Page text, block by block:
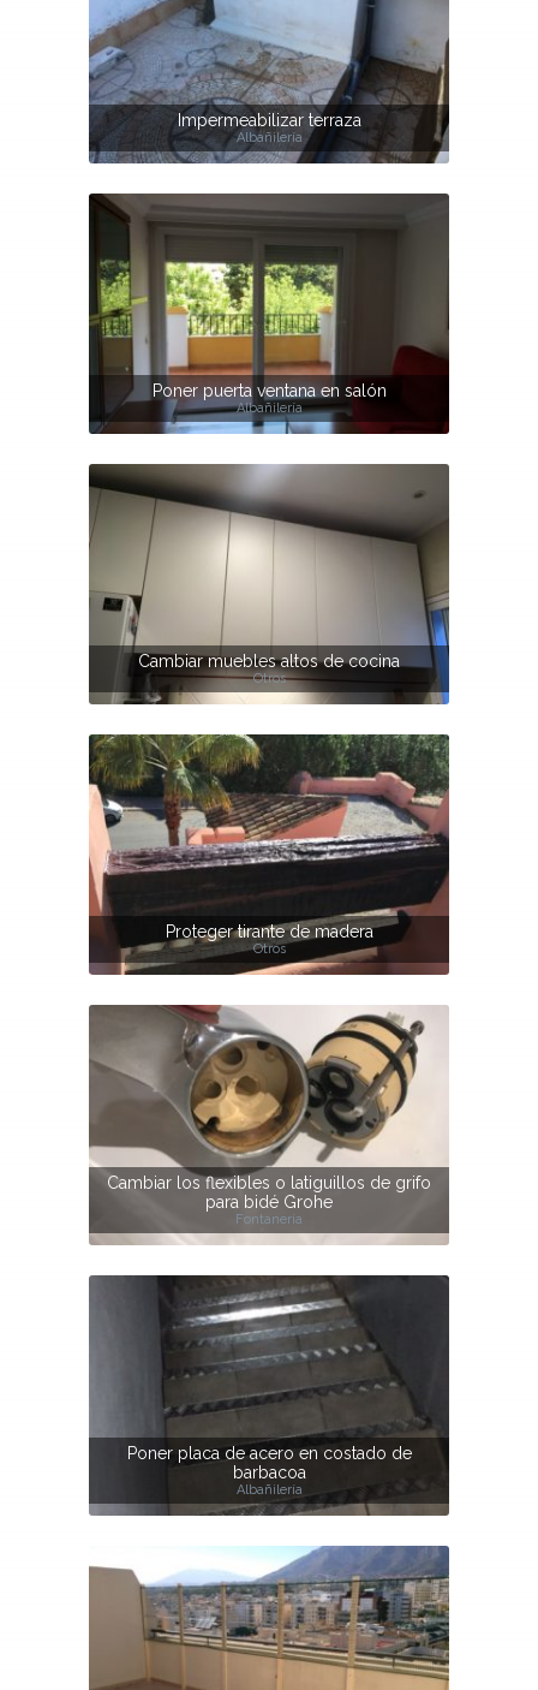
Impermeabilizar terraza
Albañilería
Poner puerta ventana en salón
Albañilería
Cambiar muebles altos de cocina
Otros
Proteger tirante de madera
Otros
Cambiar los flexibles o latiguillos de grifo
para bidé Grohe
Fontanería
Poner placa de acero en costado de
barbacoa
Albañilería